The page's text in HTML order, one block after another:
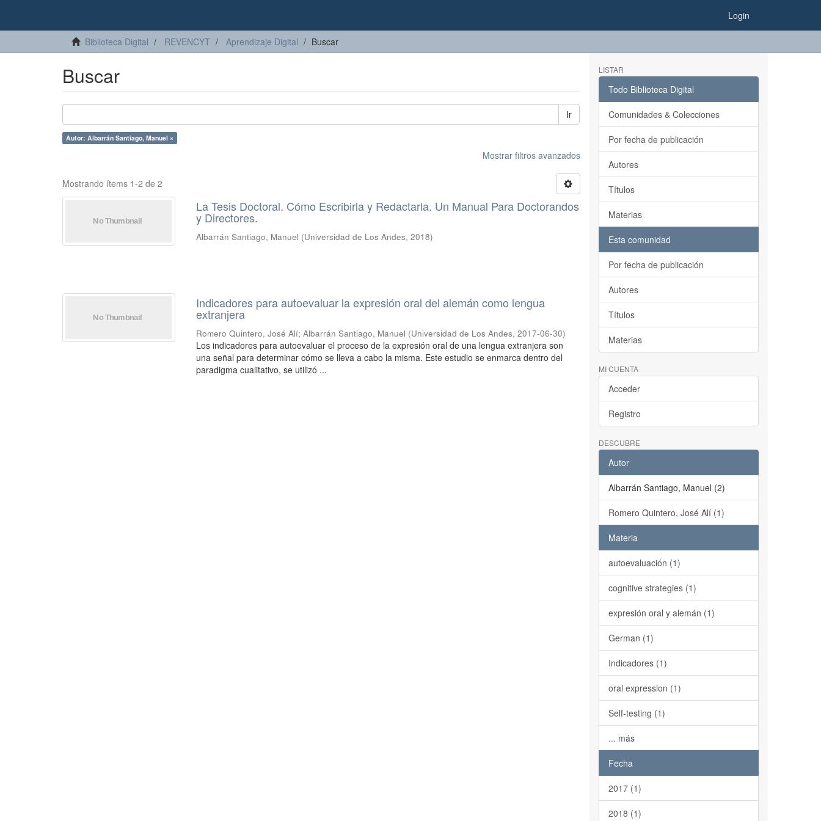
Login
Biblioteca Digital REVENCYT Aprendizaje Digital Buscar
Buscar
Ir
Autor: Albarrán Santiago, Manuel ×
Mostrar filtros avanzados
Mostrando ítems 1-2 de 2
La Tesis Doctoral. Cómo Escribirla y Redactarla. Un Manual Para Doctorandos
y Directores.
Albarrán Santiago, Manuel (Universidad de Los Andes,2018)
Indicadores para autoevaluar la expresión oral del alemán como lengua
extranjera
Romero Quintero, José Alí;Albarrán Santiago, Manuel (Universidad de Los Andes,2017-06-30)
Los indicadores para autoevaluar el proceso de la expresión oral de una lengua extranjera son
una señal para determinar cómo se lleva a cabo la misma. Este estudio se enmarca dentro del
paradigma cualitativo, se utilizó ...
LISTAR
Todo Biblioteca Digital
Comunidades & Colecciones
Por fecha de publicación
Autores
Títulos
Materias
Esta comunidad
Por fecha de publicación
Autores
Títulos
Materias
MI CUENTA
Acceder
Registro
DESCUBRE
Autor
Albarrán Santiago, Manuel (2)
Romero Quintero, José Alí (1)
Materia
autoevaluación (1)
cognitive strategies (1)
expresión oral y alemán (1)
German (1)
Indicadores (1)
oral expression (1)
Self-testing (1)
... más
Fecha
2017 (1)
2018 (1)